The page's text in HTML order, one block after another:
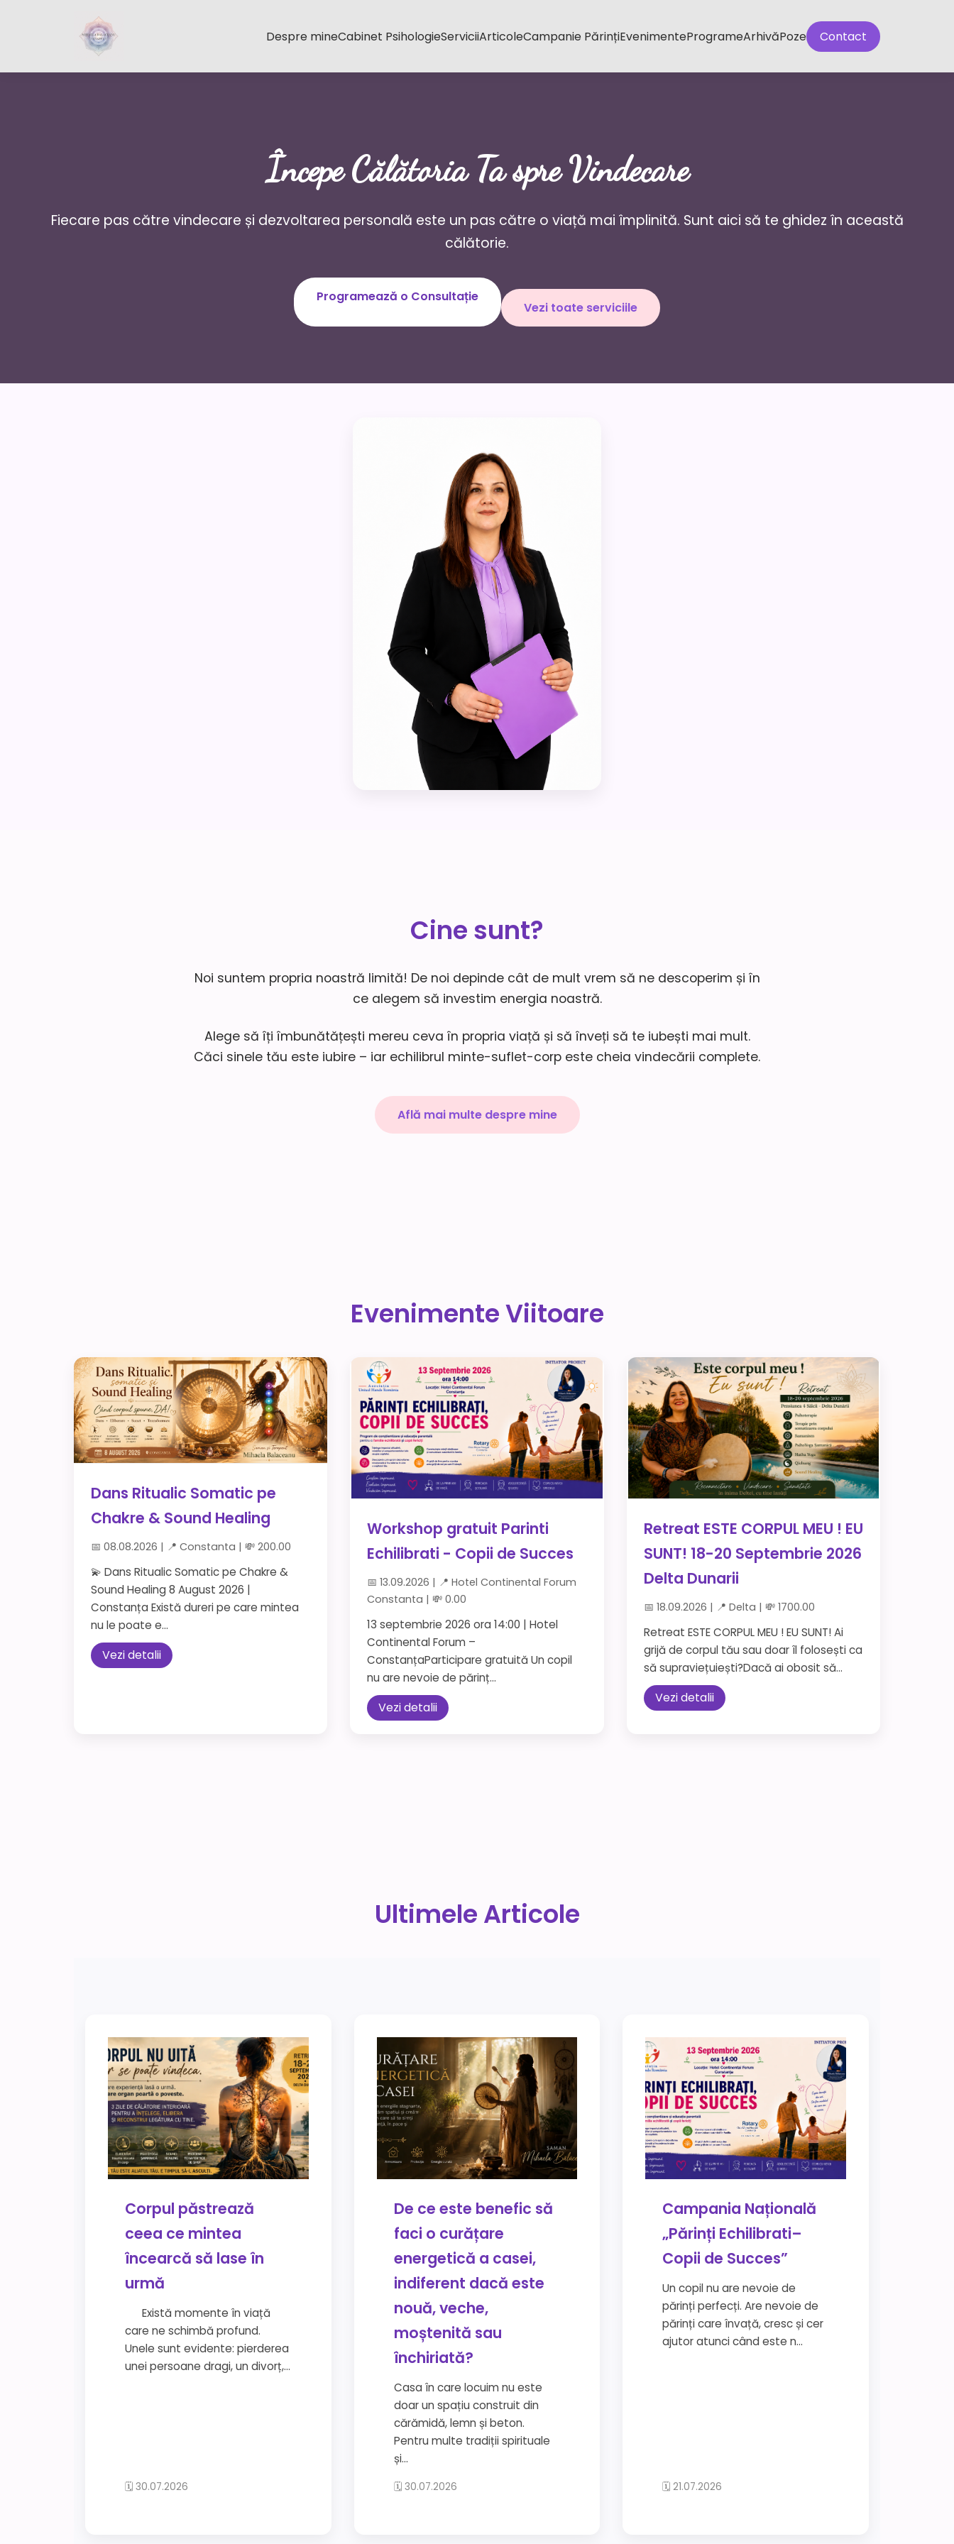
Despre mineCabinet PsihologieServiciiArticoleCampanie PărințiEvenimenteProgrameArhivăPoze Contact
Începe Călătoria Ta spre Vindecare
Fiecare pas către vindecare și dezvoltarea personală este un pas către o viață mai împlinită. Sunt aici să te ghidez în această
călătorie.
Programează o Consultație
Vezi toate serviciile
Cine sunt?
Noi suntem propria noastră limită! De noi depinde cât de mult vrem să ne descoperim și în
ce alegem să investim energia noastră.
Alege să îți îmbunătățești mereu ceva în propria viață și să înveți să te iubești mai mult.
Căci sinele tău este iubire – iar echilibrul minte-suflet-corp este cheia vindecării complete.
Află mai multe despre mine
Evenimente Viitoare
Dans Ritualic Somatic pe
Chakre & Sound Healing
📅 08.08.2026 | 📍 Constanta | 💸 200.00
💫 Dans Ritualic Somatic pe Chakre &
Sound Healing 8 August 2026 |
Constanța Există dureri pe care mintea
nu le poate e...
Vezi detalii
Workshop gratuit Parinti
Echilibrati - Copii de Succes
📅 13.09.2026 | 📍 Hotel Continental Forum
Constanta | 💸 0.00
13 septembrie 2026 ora 14:00 | Hotel
Continental Forum –
ConstanțaParticipare gratuită Un copil
nu are nevoie de părinț...
Vezi detalii
Retreat ESTE CORPUL MEU ! EU
SUNT! 18-20 Septembrie 2026
Delta Dunarii
📅 18.09.2026 | 📍 Delta | 💸 1700.00
Retreat ESTE CORPUL MEU ! EU SUNT! Ai
grijă de corpul tău sau doar îl folosești ca
să supraviețuiești?Dacă ai obosit să...
Vezi detalii
Ultimele Articole
Corpul păstrează
ceea ce mintea
încearcă să lase în
urmă
Există momente în viață
care ne schimbă profund.
Unele sunt evidente: pierderea
unei persoane dragi, un divorț,...
🗓 30.07.2026
De ce este benefic să
faci o curățare
energetică a casei,
indiferent dacă este
nouă, veche,
moștenită sau
închiriată?
Casa în care locuim nu este
doar un spațiu construit din
cărămidă, lemn și beton.
Pentru multe tradiții spirituale
și...
🗓 30.07.2026
Campania Națională
„Părinți Echilibrati–
Copii de Succes”
Un copil nu are nevoie de
părinți perfecți. Are nevoie de
părinți care învață, cresc și cer
ajutor atunci când este n...
🗓 21.07.2026